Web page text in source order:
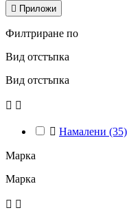
 Приложи
Филтриране по
Вид отстъпка
Вид отстъпка
 
 Намалени (35)
Марка
Марка
 